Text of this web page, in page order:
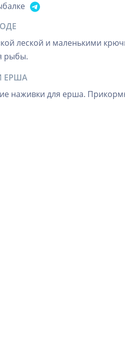
леской и маленькими
рыбы.
ЕРША
наживки для ерша.